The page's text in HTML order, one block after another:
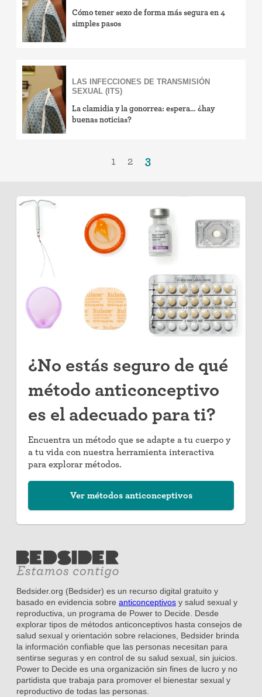
Cómo tener sexo de forma más segura en 4
simples pasos
LAS INFECCIONES DE TRANSMISIÓN
SEXUAL (ITS)
La clamidia y la gonorrea: espera… ¿hay
buenas noticias?
1 2 3
¿No estás seguro de qué
método anticonceptivo
es el adecuado para ti?
Encuentra un método que se adapte a tu cuerpo y
a tu vida con nuestra herramienta interactiva
para explorar métodos.
Ver métodos anticonceptivos
Bedsider.org (Bedsider) es un recurso digital gratuito y
basado en evidencia sobre anticonceptivos y salud sexual y
reproductiva, un programa de Power to Decide. Desde
explorar tipos de métodos anticonceptivos hasta consejos de
salud sexual y orientación sobre relaciones, Bedsider brinda
la información confiable que las personas necesitan para
sentirse seguras y en control de su salud sexual, sin juicios.
Power to Decide es una organización sin fines de lucro y no
partidista que trabaja para promover el bienestar sexual y
reproductivo de todas las personas.